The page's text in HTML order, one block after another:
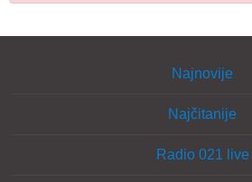
Najnovije
Najčitanije
Radio 021 live